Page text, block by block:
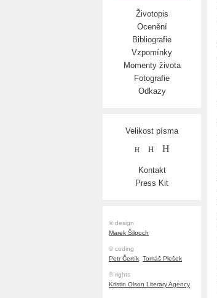
Životopis
Ocenění
Bibliografie
Vzpomínky
Momenty života
Fotografie
Odkazy
Velikost písma
H H H
Kontakt
Press Kit
© design
Marek Šilpoch
© coding
Petr Čertík, Tomáš Plešek
© rights
Kristin Olson Literary Agency